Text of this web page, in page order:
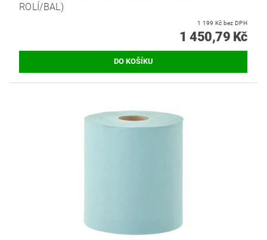
ROLÍ/BAL)
1 199 Kč bez DPH
1 450,79 Kč